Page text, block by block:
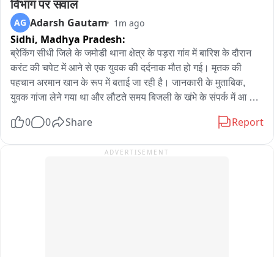
विभाग पर सवाल
AG Adarsh Gautam 1m ago
Sidhi, Madhya Pradesh:
ब्रेकिंग सीधी जिले के जमोडी थाना क्षेत्र के पड़रा गांव में बारिश के दौरान
करंट की चपेट में आने से एक युवक की दर्दनाक मौत हो गई। मृतक की
पहचान अरमान खान के रूप में बताई जा रही है। जानकारी के मुताबिक,
युवक गांजा लेने गया था और लौटते समय बिजली के खंभे के संपर्क में आ
से गांजे की चार पुड़िया बरामद की हैं। पुलिस ने मर्ग कायम कर मामले की
0 0 Share Report
ADVERTISEMENT